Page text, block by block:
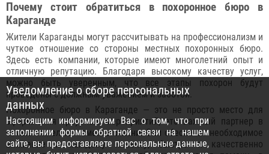
Почему стоит обратиться в похоронное бюро в
Караганде
Жители Караганды могут рассчитывать на профессионализм и
чуткое отношение со стороны местных похоронных бюро.
Здесь есть компании, которые имеют многолетний опыт и
отличную репутацию. Благодаря высокому качеству услуг,
можно быть уверенным, что все этапы похорон будут
проведены с должным уважением и заботой.
Похоронное бюро в Караганде — это не просто место для
оформления траурных мероприятий, это важный партнер в
самые тяжелые моменты жизни. Они обеспечат необходимое
внимание к каждому клиенту, быстро и качественно
Уведомление о сборе персональных
данных
Настоящим информируем Вас о том, что при
заполнении формы обратной связи на нашем
сайте, вы предоставляете персональные данные,